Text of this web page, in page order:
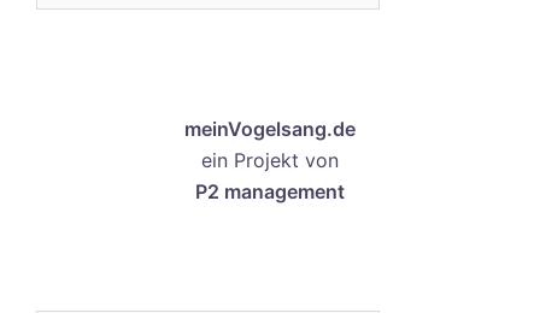
meinVogelsang.de
ein Projekt von
P2 management